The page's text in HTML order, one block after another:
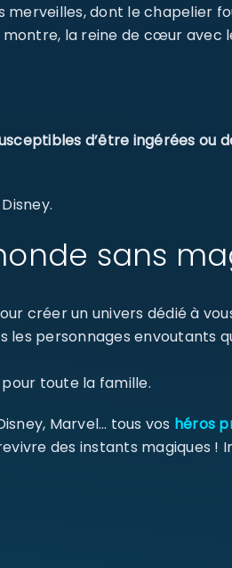
merveilles, dont le chapelier
la reine de cœur avec
d’être ingérées ou
sans
créer un univers dédié à
les personnages envoutants
toute la famille.
Marvel… tous vos héros
des instants magiques !